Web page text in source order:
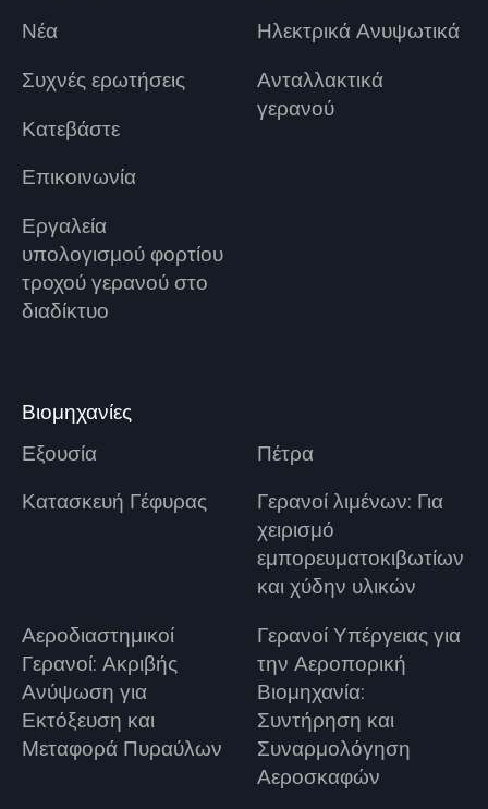
Νέα
Συχνές ερωτήσεις
Κατεβάστε
Επικοινωνία
Εργαλεία
υπολογισμού φορτίου
τροχού γερανού στο
διαδίκτυο
Ηλεκτρικά Ανυψωτικά
Ανταλλακτικά
γερανού
Βιομηχανίες
Εξουσία
Πέτρα
Κατασκευή Γέφυρας
Γερανοί λιμένων: Για
χειρισμό
εμπορευματοκιβωτίων
και χύδην υλικών
Αεροδιαστημικοί
Γερανοί: Ακριβής
Ανύψωση για
Εκτόξευση και
Μεταφορά Πυραύλων
Γερανοί Υπέργειας για
την Αεροπορική
Βιομηχανία:
Συντήρηση και
Συναρμολόγηση
Αεροσκαφών